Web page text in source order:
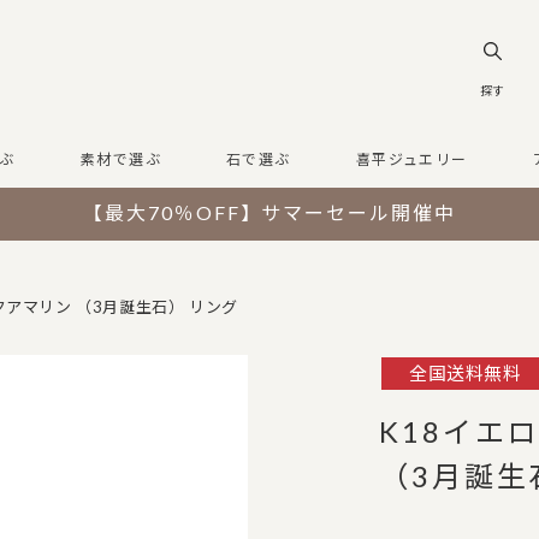
探す
素材で選ぶ 石で選ぶ 喜平ジュエリー
【最大70％OFF】サマーセール開催中
マリン （3月誕生石） リング
全国送料無料
K18イエ
（3月誕